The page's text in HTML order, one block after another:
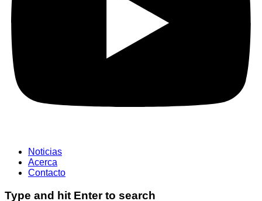
Noticias
Acerca
Contacto
Type and hit Enter to search